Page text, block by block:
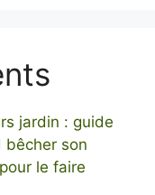
jardin : guide
bêcher son
le faire